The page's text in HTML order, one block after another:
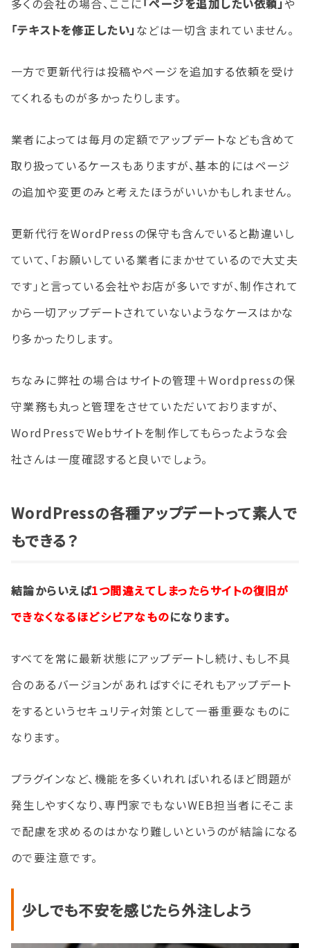
「テキストを修正したい」などは一切含まれていません。
一方で更新代行は投稿やページを追加する依頼を受け
てくれるものが多かったりします。
業者によっては毎月の定額でアップデートなども含めて
取り扱っているケースもありますが、基本的にはページ
の追加や変更のみと考えたほうがいいかもしれません。
更新代行をWordPressの保守も含んでいると勘違いし
ていて、「お願いしている業者にまかせているので大丈夫
です」と言っている会社やお店が多いですが、制作されて
から一切アップデートされていないようなケースはかな
り多かったりします。
ちなみに弊社の場合はサイトの管理＋Wordpressの保
守業務も丸っと管理をさせていただいておりますが、
WordPressでWebサイトを制作してもらったような会
社さんは一度確認すると良いでしょう。
WordPressの各種アップデートって素人で
もできる？
結論からいえば1つ間違えてしまったらサイトの復旧が
できなくなるほどシビアなものになります。
すべてを常に最新状態にアップデートし続け、もし不具
合のあるバージョンがあればすぐにそれもアップデート
をするというセキュリティ対策として一番重要なものに
なります。
プラグインなど、機能を多くいれればいれるほど問題が
発生しやすくなり、専門家でもないWEB担当者にそこま
で配慮を求めるのはかなり難しいというのが結論になる
ので要注意です。
少しでも不安を感じたら外注しよう